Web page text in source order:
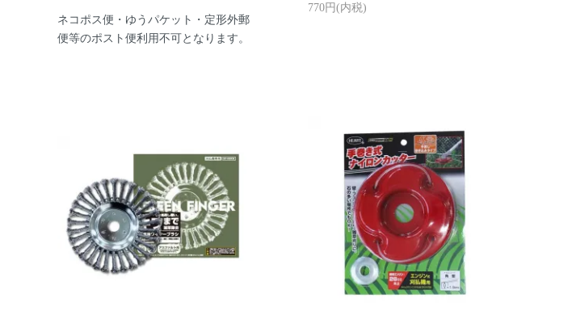
ネコポス便・ゆうパケット・定形外郵
便等のポスト便利用不可となります。
770円(内税)